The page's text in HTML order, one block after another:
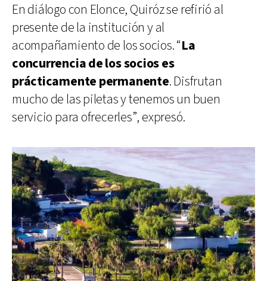
En diálogo con Elonce, Quiróz se refirió al
presente de la institución y al
acompañamiento de los socios. “La
concurrencia de los socios es
prácticamente permanente. Disfrutan
mucho de las piletas y tenemos un buen
servicio para ofrecerles”, expresó.